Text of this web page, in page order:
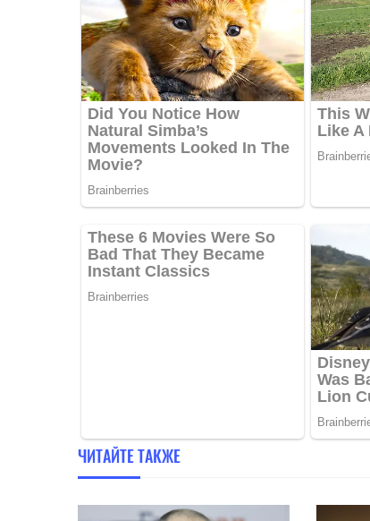
ЧИТАЙТЕ ТАКЖЕ